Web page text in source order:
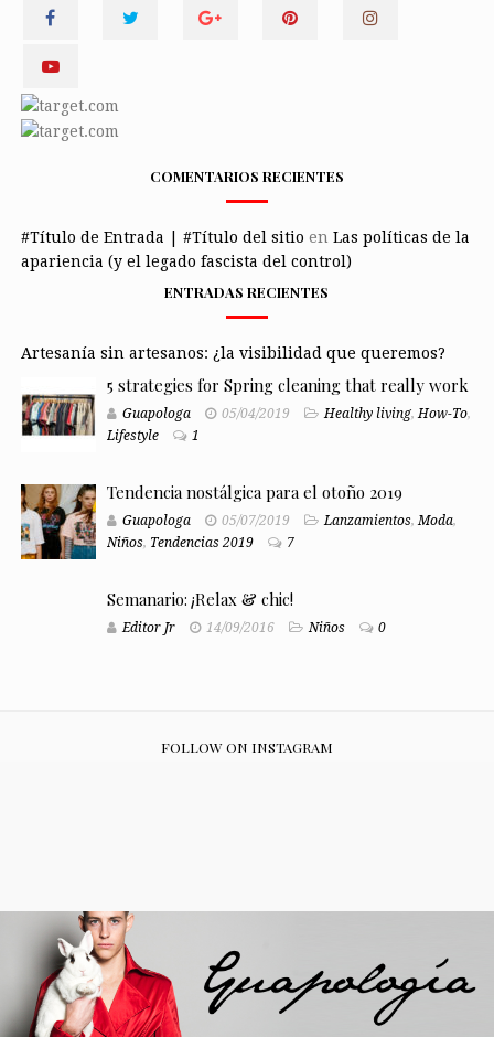
COMENTARIOS RECIENTES
#Título de Entrada | #Título del sitio en Las políticas de la
apariencia (y el legado fascista del control)
ENTRADAS RECIENTES
Artesanía sin artesanos: ¿la visibilidad que queremos?
5 strategies for Spring cleaning that really work
Guapologa 05/04/2019 Healthy living,How-To,
Lifestyle
1
Tendencia nostálgica para el otoño 2019
Guapologa 05/07/2019 Lanzamientos,Moda,
Niños, Tendencias 2019 7
Semanario: ¡Relax & chic!
Editor Jr 14/09/2016 Niños 0
FOLLOW ON INSTAGRAM